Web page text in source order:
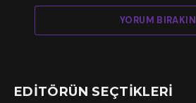
YORUM BIRAKIN
EDITÖRÜN SEÇTIKLERI